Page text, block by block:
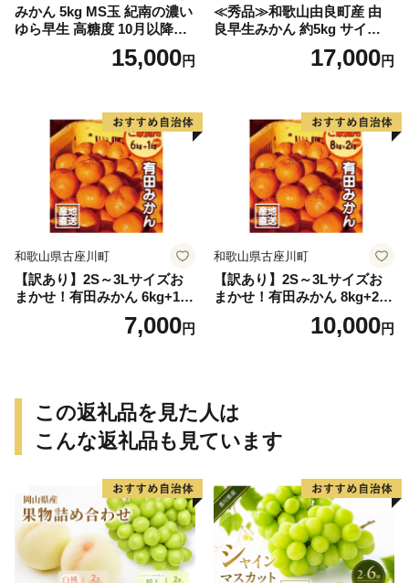
みかん 5kg MS玉 紀南の濃い
ゆら早生 高糖度 10月以降発
送 マルチ被覆栽培15,000円
≪秀品≫和歌山由良町産 由
良早生みかん 約5kg サイズお
まかせ【sml106C】17,000円
和歌山県古座川町
【訳あり】2S～3Lサイズお
まかせ！有田みかん 6kg+1kg
保証分 11月から12月下旬ま
でに順次発送致します。 / 訳
7,000円
和歌山県古座川町
【訳あり】2S～3Lサイズお
まかせ！有田みかん 8kg+2kg
保証分 11月から12月下旬ま
でに順次発送致します。 / 訳
10,000円
この返礼品を見た人は
こんな返礼品も見ています